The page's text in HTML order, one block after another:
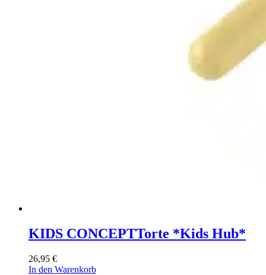
KIDS CONCEPTTorte *Kids Hub*
26,95 €
In den Warenkorb